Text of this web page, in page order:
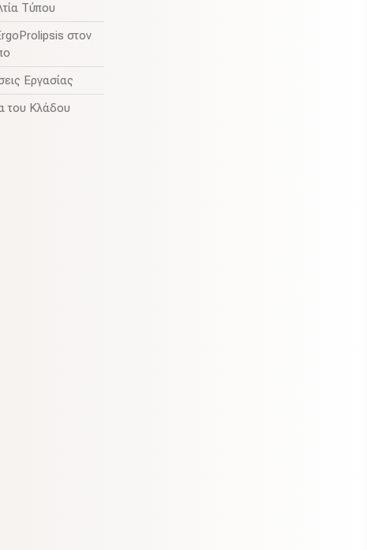
Τύπου
στον
Εργασίας
του Κλάδου